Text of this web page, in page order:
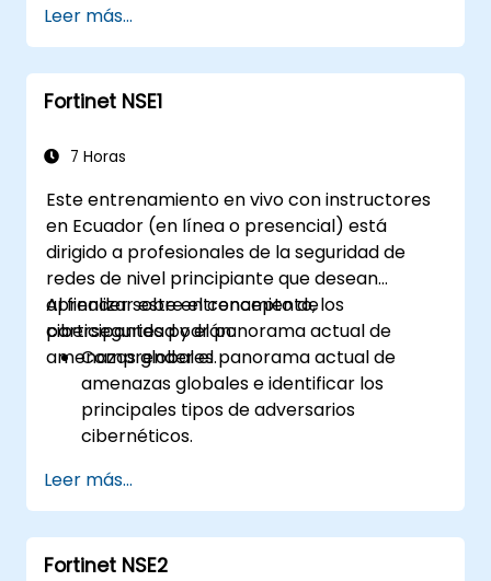
FortiGate e implementar características
avanzadas de seguridad.
Implementar y gestionar medidas de
seguridad avanzadas como IPS, antivirus,
Monitorear las actividades de red,
para auditoría y cumplimiento.
Leer más...
Fortinet NSE1
7 Horas
Este entrenamiento en vivo con instructores
en Ecuador (en línea o presencial) está
dirigido a profesionales de la seguridad de
redes de nivel principiante que desean
aprender sobre el concepto de
ciberseguridad y el panorama actual de
amenazas globales.
Al finalizar este entrenamiento, los
participantes podrán:
Comprender el panorama actual de
amenazas globales e identificar los
principales tipos de adversarios
cibernéticos.
malware y la mecánica de los ataques
cibernéticos.
Entender los fundamentos de la
seguridad de redes y la importancia de un
Leer más...
Fortinet NSE2